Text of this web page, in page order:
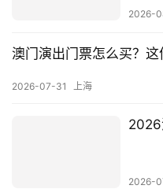
2026-
澳门演出门票怎么买？
2026-07-31 上海
2026
2026-